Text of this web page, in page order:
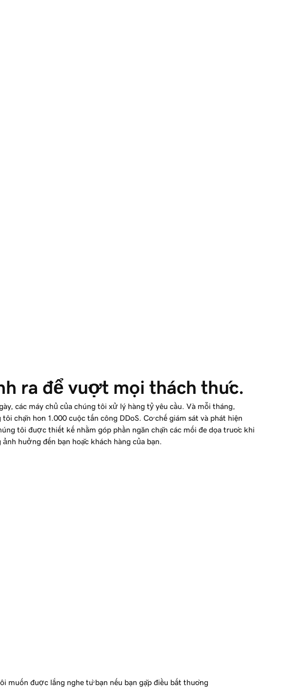
ra để vượt mọi thách thức.
các máy chủ của chúng tôi xử lý hàng tỷ yêu cầu. Và mỗi tháng,
tôi chặn hơn 1.000 cuộc tấn công DDoS. Cơ chế giám sát và phát hiện
tôi được thiết kế nhằm góp phần ngăn chặn các mối đe dọa trước khi
ảnh hưởng đến bạn hoặc khách hàng của bạn.
muốn được lắng nghe từ bạn nếu bạn gặp điều bất thường